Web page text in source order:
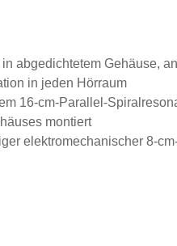
abgedichtetem Gehäuse,
in jeden Hörraum
16-cm-Parallel-
montiert
elektromechanischer 8-